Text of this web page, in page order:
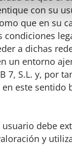
con su
que en su
condiciones
a dichas
un entorno
7, S.L. y, por
este sentido
debe
y